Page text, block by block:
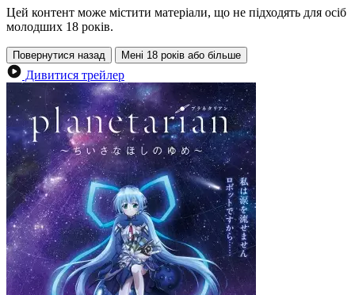
Цей контент може містити матеріали, що не підходять для осіб
молодших 18 років.
Повернутися назад Мені 18 років або більше
Дивитися трейлер